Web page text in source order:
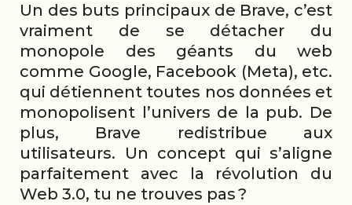
Un des buts principaux de Brave, c’est
vraiment de se détacher du
monopole des géants du web
comme Google, Facebook (Meta), etc.
qui détiennent toutes nos données et
monopolisent l’univers de la pub. De
plus, Brave redistribue aux
utilisateurs. Un concept qui s’aligne
parfaitement avec la révolution du
Web 3.0, tu ne trouves pas ?